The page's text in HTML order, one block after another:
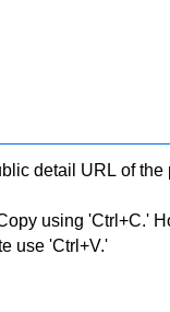
detail URL of
using 'Ctrl+C.'
use 'Ctrl+V.'